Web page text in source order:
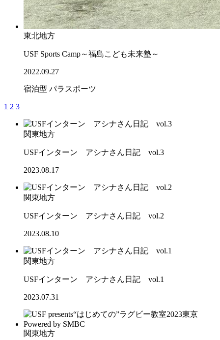
東北地方
USF Sports Camp～福島こども未来塾～
2022.09.27
宿泊型 パラスポーツ
1 2 3
関東地方
USFインターン アシナさん日記 vol.3
2023.08.17
関東地方
USFインターン アシナさん日記 vol.2
2023.08.10
関東地方
USFインターン アシナさん日記 vol.1
2023.07.31
関東地方